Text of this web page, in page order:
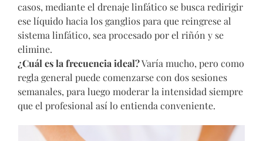
casos, mediante el drenaje linfático se busca redirigir
ese líquido hacia los ganglios para que reingrese al
sistema linfático, sea procesado por el riñón y se
elimine.
¿Cuál es la frecuencia ideal?Varía mucho, pero como
regla general puede comenzarse con dos sesiones
semanales, para luego moderar la intensidad siempre
que el profesional así lo entienda conveniente.